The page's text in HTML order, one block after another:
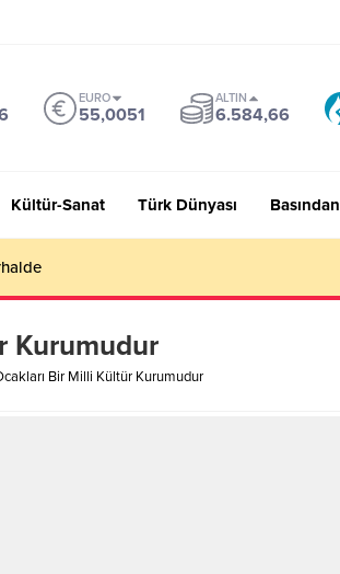
EURO
55,0051
ALTIN
6.584,66
Kültür-Sanat Türk Dünyası Basından
Kurumudur
Bir Milli Kültür Kurumudur